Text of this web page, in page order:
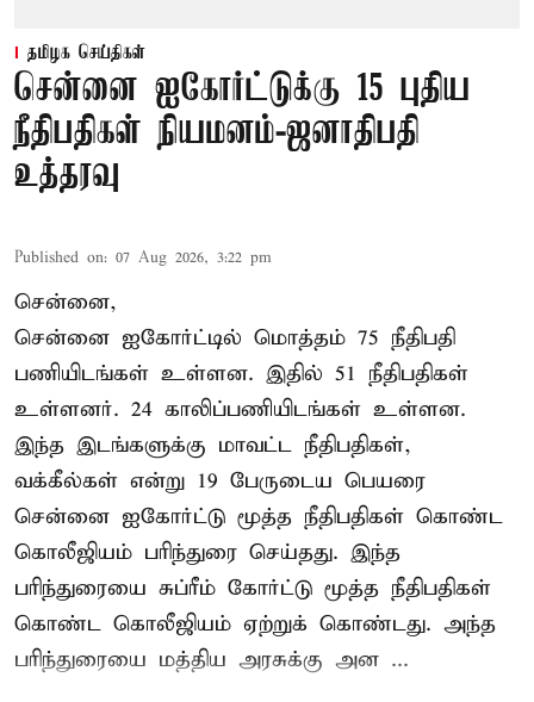
தமிழக செய்திகள்
சென்னை ஐகோர்ட்டுக்கு 15 புதிய
நீதிபதிகள் நியமனம்-ஜனாதிபதி
உத்தரவு
Published on: 07 Aug 2026, 3:22 pm
சென்னை,
சென்னை ஐகோர்ட்டில் மொத்தம் 75 நீதிபதி
பணியிடங்கள் உள்ளன. இதில் 51 நீதிபதிகள்
உள்ளனர். 24 காலிப்பணியிடங்கள் உள்ளன.
இந்த இடங்களுக்கு மாவட்ட நீதிபதிகள்,
வக்கீல்கள் என்று 19 பேருடைய பெயரை
சென்னை ஐகோர்ட்டு மூத்த நீதிபதிகள் கொண்ட
கொலீஜியம் பரிந்துரை செய்தது. இந்த
பரிந்துரையை சுப்ரீம் கோர்ட்டு மூத்த நீதிபதிகள்
கொண்ட கொலீஜியம் ஏற்றுக் கொண்டது. அந்த
பரிந்துரையை மத்திய அரசுக்கு அன ...